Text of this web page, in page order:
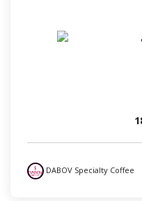
DABOV Specialty Coffee